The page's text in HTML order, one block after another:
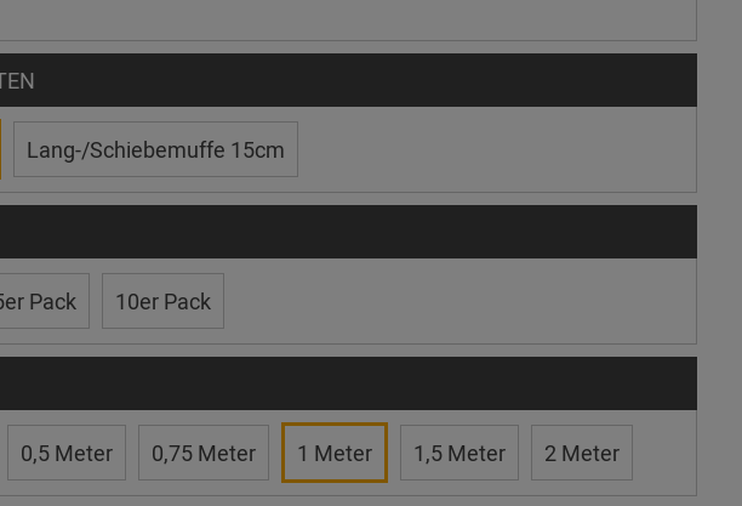
Lang-/Schiebemuffe 15cm
Pack 10er Pack
0,5 Meter 0,75 Meter 1 Meter 1,5 Meter 2 Meter